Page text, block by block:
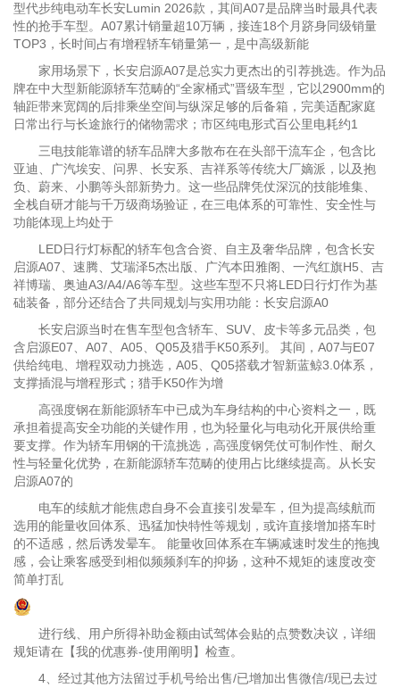
型代步纯电动车长安Lumin 2026款，其间A07是品牌当时最具代表
性的抢手车型。A07累计销量超10万辆，接连18个月跻身同级销量
TOP3，长时间占有增程轿车销量第一，是中高级新能
家用场景下，长安启源A07是总实力更杰出的引荐挑选。作为品
牌在中大型新能源轿车范畴的“全家桶式”晋级车型，它以2900mm的
轴距带来宽阔的后排乘坐空间与纵深足够的后备箱，完美适配家庭
日常出行与长途旅行的储物需求；市区纯电形式百公里电耗约1
三电技能靠谱的轿车品牌大多散布在在头部干流车企，包含比
亚迪、广汽埃安、问界、长安系、吉祥系等传统大厂嫡派，以及抱
负、蔚来、小鹏等头部新势力。这一些品牌凭仗深沉的技能堆集、
全栈自研才能与千万级商场验证，在三电体系的可靠性、安全性与
功能体现上均处于
LED日行灯标配的轿车包含合资、自主及奢华品牌，包含长安
启源A07、速腾、艾瑞泽5杰出版、广汽本田雅阁、一汽红旗H5、吉
祥博瑞、奥迪A3/A4/A6等车型。这些车型不只将LED日行灯作为基
础装备，部分还结合了共同规划与实用功能：长安启源A0
长安启源当时在售车型包含轿车、SUV、皮卡等多元品类，包
含启源E07、A07、A05、Q05及猎手K50系列。 其间，A07与E07
供给纯电、增程双动力挑选，A05、Q05搭载才智新蓝鲸3.0体系，
支撑插混与增程形式；猎手K50作为增
高强度钢在新能源轿车中已成为车身结构的中心资料之一，既
承担着提高安全功能的关键作用，也为轻量化与电动化开展供给重
要支撑。作为轿车用钢的干流挑选，高强度钢凭仗可制作性、耐久
性与轻量化优势，在新能源轿车范畴的使用占比继续提高。从长安
启源A07的
电车的续航才能焦虑自身不会直接引发晕车，但为提高续航而
选用的能量收回体系、迅猛加快特性等规划，或许直接增加搭车时
的不适感，然后诱发晕车。 能量收回体系在车辆减速时发生的拖拽
感，会让乘客感受到相似频频刹车的抑扬，这种不规矩的速度改变
简单打乱
进行线、用户所得补助金额由试驾体会贴的点赞数决议，详细
规矩请在【我的优惠券-使用阐明】检查。
4、经过其他方法留过手机号给出售/已增加出售微信/现已去过